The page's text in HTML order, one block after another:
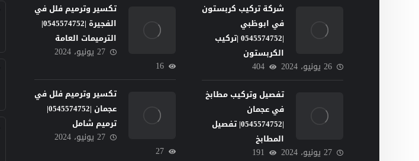
شركة تركيب كربستون
في ابوظبي
|0545574752 |تركيب
الكربستون
26 يونيو، 2024 404
تفصيل وتركيب مطابخ
في عجمان
|0545574752| تفصيل
المطابخ
27 يونيو، 2024 191
تكسير وترميم فلل في
الفجيرة |0545574752|
الترميمات العامة
27 يونيو، 2024
16
تكسير وترميم فلل في
عجمان |0545574752|
ترميم شامل
27 يونيو، 2024
27